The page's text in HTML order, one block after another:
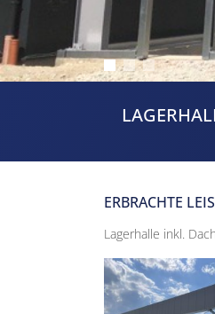
ERBRACHTE
Lagerhalle inkl.